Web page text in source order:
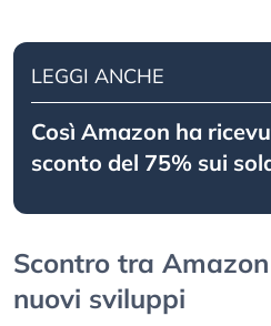
LEGGI ANCHE
Così Amazon ha
sconto del 75% sui
Scontro tra
nuovi sviluppi